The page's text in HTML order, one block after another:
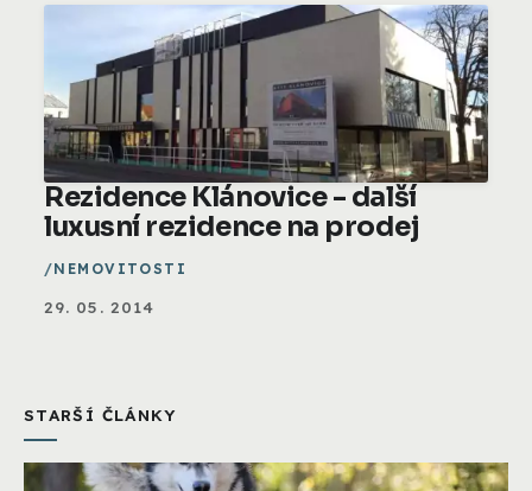
Rezidence Klánovice - další
luxusní rezidence na prodej
NEMOVITOSTI
29. 05. 2014
STARŠÍ ČLÁNKY